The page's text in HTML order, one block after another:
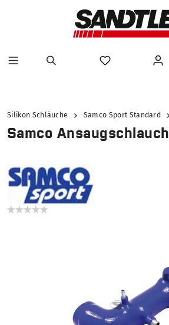
Silikon Schläuche Samco Sport Standard
Samco Ansaugschlauch